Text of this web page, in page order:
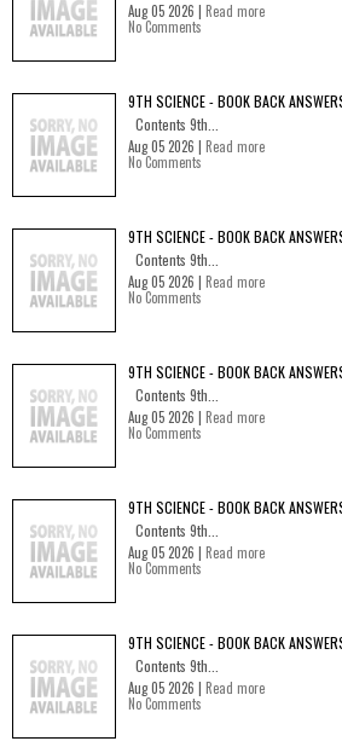
Aug 05 2026 | Read more
No Comments
9TH SCIENCE - BOOK BACK
Contents 9th...
Aug 05 2026 | Read more
No Comments
9TH SCIENCE - BOOK BACK
Contents 9th...
Aug 05 2026 | Read more
No Comments
9TH SCIENCE - BOOK BACK
Contents 9th...
Aug 05 2026 | Read more
No Comments
9TH SCIENCE - BOOK BACK
Contents 9th...
Aug 05 2026 | Read more
No Comments
9TH SCIENCE - BOOK BACK
Contents 9th...
Aug 05 2026 | Read more
No Comments